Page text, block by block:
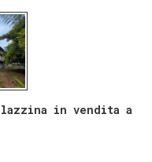
in vendita a